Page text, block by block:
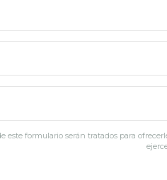
este formulario serán tratados para